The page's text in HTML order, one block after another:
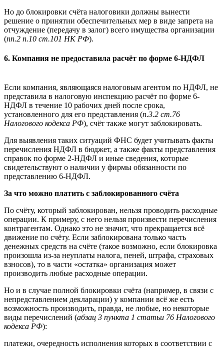
Но до блокировки счёта налоговики должны вынести
решение о принятии обеспечительных мер в виде запрета на
отчуждение (передачу в залог) всего имущества организации
(пп.2 п.10 ст.101 НК РФ).
6. Компания не предоставила расчёт по форме 6-НДФЛ
Если компания, являющаяся налоговым агентом по НДФЛ, не
представила в налоговую инспекцию расчёт по форме 6-
НДФЛ в течение 10 рабочих дней после срока,
установленного для его представления (п.3.2 ст.76
Налогового кодекса РФ), счёт также могут заблокировать.
Для выявления таких ситуаций ФНС будет учитывать факты
перечисления НДФЛ в бюджет, а также факты представления
справок по форме 2-НДФЛ и иные сведения, которые
свидетельствуют о наличии у фирмы обязанности по
представлению 6-НДФЛ.
За что можно платить с заблокированного счёта
По счёту, который заблокирован, нельзя проводить расходные
операции. К примеру, с него нельзя произвести перечисления
контрагентам. Однако это не значит, что прекращается всё
движение по счёту. Если заблокирована только часть
денежных средств на счёте (такое возможно, если блокировка
произошла из-за неуплаты налога, пеней, штрафа, страховых
взносов), то в части «остатка» организация может
производить любые расходные операции.
Но и в случае полной блокировки счёта (например, в связи с
непредставлением декларации) у компании всё же есть
возможность производить, правда, не любые, но некоторые
виды перечислений (абзац 3 пункта 1 статьи 76 Налогового
кодекса РФ):
платежи, очередность исполнения которых в соответствии с